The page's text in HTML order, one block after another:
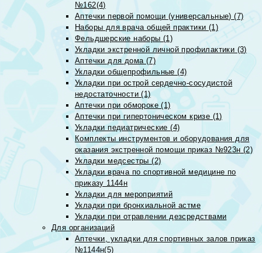
№162(4)
Аптечки первой помощи (универсальные) (7)
Наборы для врача общей практики (1)
Фельдшерские наборы (1)
Укладки экстренной личной профилактики (3)
Аптечки для дома (7)
Укладки общепрофильные (4)
Укладки при острой сердечно-сосудистой
недостаточности (1)
Аптечки при обмороке (1)
Аптечки при гипертоническом кризе (1)
Укладки педиатрические (4)
Комплекты инструментов и оборудования для
оказания экстренной помощи приказ №923н (2)
Укладки медсестры (2)
Укладки врача по спортивной медицине по
приказу 1144н
Укладки для мероприятий
Укладки при бронхиальной астме
Укладки при отравлении дезсредствами
Для организаций
Аптечки, укладки для спортивных залов приказ
№1144н(5)